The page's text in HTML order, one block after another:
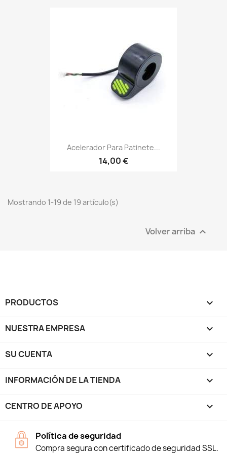
Acelerador Para Patinete...
14,00 €
Mostrando 1-19 de 19 artículo(s)
Volver arriba 
PRODUCTOS 
NUESTRA EMPRESA 
SU CUENTA 
INFORMACIÓN DE LA TIENDA keyboard_arrow_down
CENTRO DE APOYO 
Política de seguridad
Compra segura con certificado de seguridad SSL.